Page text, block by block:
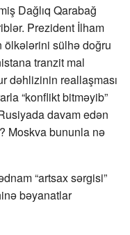
Dağlıq Qarabağ
Prezident İlham
sülhə doğru
tranzit mal
dəhlizinin reallaşması
“konflikt bitməyib”
davam edən
Moskva bununla nə
“artsax sərgisi”
bəyanatlar